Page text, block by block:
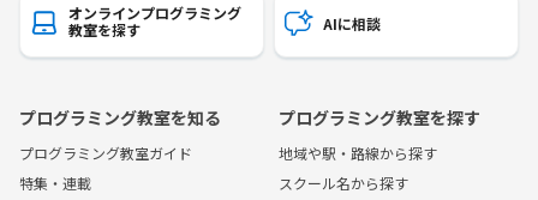
オンラインプログラミング
教室を探す
AIに相談
プログラミング教室を知る
プログラミング教室ガイド
特集・連載
プログラミング教室を探す
地域や駅・路線から探す
スクール名から探す